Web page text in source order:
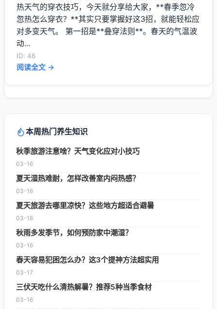
热天气的穿衣技巧，今天就分享给大家，**春季忽冷
忽热怎么穿衣？**其实只要掌握好这3招，就能轻松应
对多变天气。 第一招是**叠穿法则**。春天的气温波
动...
ID: 46
阅读全文 →
本周热门养生知识
秋季旅游注意啥？天气变化应对小技巧
03-16
夏天湿热难耐，怎样改善室内闷热感？
03-16
夏天旅游去哪里凉快？这些地方超适合避暑
03-16
秋雨多发季节，如何预防家中潮湿？
03-16
春天容易犯困怎么办？这3个提神方法超实用
03-17
三伏天吃什么清热解暑？推荐5种当季食材
03-16